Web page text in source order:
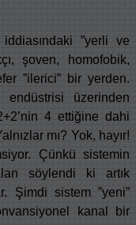
”yerli ve
şoven, homofobik,
”ilerici” bir yerden.
endüstrisi üzerinden
4 ettiğine dahi
mı? Yok, hayır!
Çünkü sistemin
söylendi ki artık
Şimdi sistem ”yeni”
kanal bir